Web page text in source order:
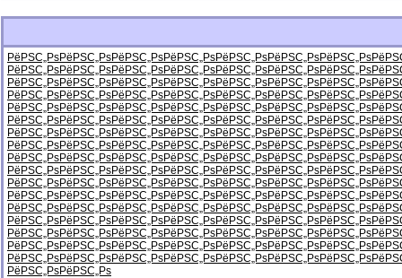
РёРЅС„РѕРёРЅС„РѕРёРЅС„РѕРёРЅС„РѕРёРЅС„РѕРёРЅС„РѕРёРЅС„Рѕ
РёРЅС„РѕРёРЅС„РѕРёРЅС„РѕРёРЅС„РѕРёРЅС„РѕРёРЅС„РѕРёРЅС„Рѕ
РёРЅС„РѕРёРЅС„РѕРёРЅС„РѕРёРЅС„РѕРёРЅС„РѕРёРЅС„РѕРёРЅС„Рѕ
РёРЅС„РѕРёРЅС„РѕРёРЅС„РѕРёРЅС„РѕРёРЅС„РѕРёРЅС„РѕРёРЅС„Рѕ
РёРЅС„РѕРёРЅС„РѕРёРЅС„РѕРёРЅС„РѕРёРЅС„РѕРёРЅС„РѕРёРЅС„Рѕ
РёРЅС„РѕРёРЅС„РѕРёРЅС„РѕРёРЅС„РѕРёРЅС„РѕРёРЅС„РѕРёРЅС„Рѕ
РёРЅС„РѕРёРЅС„РѕРёРЅС„РѕРёРЅС„РѕРёРЅС„РѕРёРЅС„РѕРёРЅС„Рѕ
РёРЅС„РѕРёРЅС„РѕРёРЅС„РѕРёРЅС„РѕРёРЅС„РѕРёРЅС„РѕРёРЅС„Рѕ
РёРЅС„РѕРёРЅС„РѕРёРЅС„РѕРёРЅС„РѕРёРЅС„РѕРёРЅС„РѕРёРЅС„Рѕ
РёРЅС„РѕРёРЅС„РѕРёРЅС„РѕРёРЅС„РѕРёРЅС„РѕРёРЅС„РѕРёРЅС„Рѕ
РёРЅС„РѕРёРЅС„РѕРёРЅС„РѕРёРЅС„РѕРёРЅС„РѕРёРЅС„РѕРёРЅС„Рѕ
РёРЅС„РѕРёРЅС„РѕРёРЅС„РѕРёРЅС„РѕРёРЅС„РѕРёРЅС„РѕРёРЅС„Рѕ
РёРЅС„РѕРёРЅС„РѕРёРЅС„РѕРёРЅС„РѕРёРЅС„РѕРёРЅС„РѕРёРЅС„Рѕ
РёРЅС„РѕРёРЅС„РѕРёРЅС„РѕРёРЅС„РѕРёРЅС„РѕРёРЅС„РѕРёРЅС„Рѕ
РёРЅС„РѕРёРЅС„РѕРёРЅС„РѕРёРЅС„РѕРёРЅС„РѕРёРЅС„РѕРёРЅС„Рѕ
РёРЅС„РѕРёРЅС„РѕРёРЅС„РѕРёРЅС„РѕРёРЅС„РѕРёРЅС„РѕРёРЅС„Рѕ
РёРЅС„РѕРёРЅС„РѕРёРЅС„РѕРёРЅС„РѕРёРЅС„РѕРёРЅС„РѕРёРЅС„Рѕ
РёРЅС„РѕРёРЅС„Рѕ